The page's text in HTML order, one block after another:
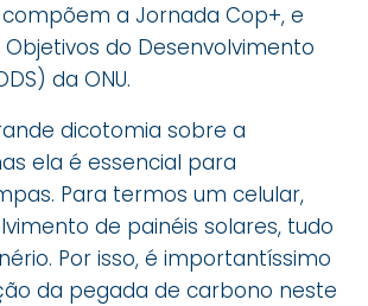
a Jornada Cop+, e
do Desenvolvimento
da ONU.
dicotomia sobre a
ela é essencial para
Para termos um celular,
de painéis solares, tudo
Por isso, é importantíssimo
da pegada de carbono neste